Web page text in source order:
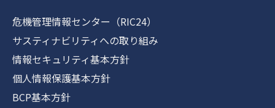
危機管理情報センター（RIC24）
サスティナビリティへの取り組み
情報セキュリティ基本方針
個人情報保護基本方針
BCP基本方針